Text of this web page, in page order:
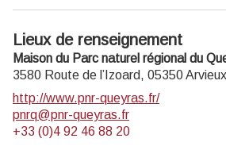
Lieux de renseignement
Maison du Parc naturel régional du
3580 Route de l’Izoard, 05350Arvieux
http://www.pnr-queyras.fr/
pnrq@pnr-queyras.fr
+33 (0)4 92 46 88 20